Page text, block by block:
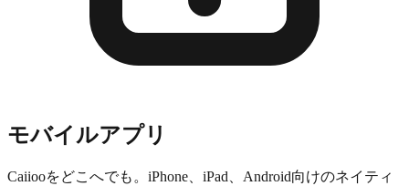
モバイルアプリ
Caiiooをどこへでも。iPhone、iPad、Android向けのネイティ